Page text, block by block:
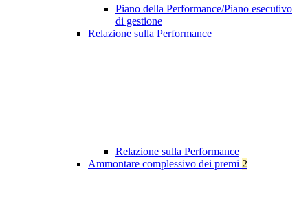
Piano della Performance/Piano esecutivo
di gestione
Relazione sulla Performance
Relazione sulla Performance
Ammontare complessivo dei premi 2